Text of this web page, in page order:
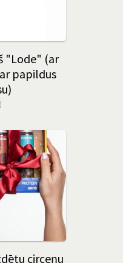
"Lode" (ar
papildus
circeņu